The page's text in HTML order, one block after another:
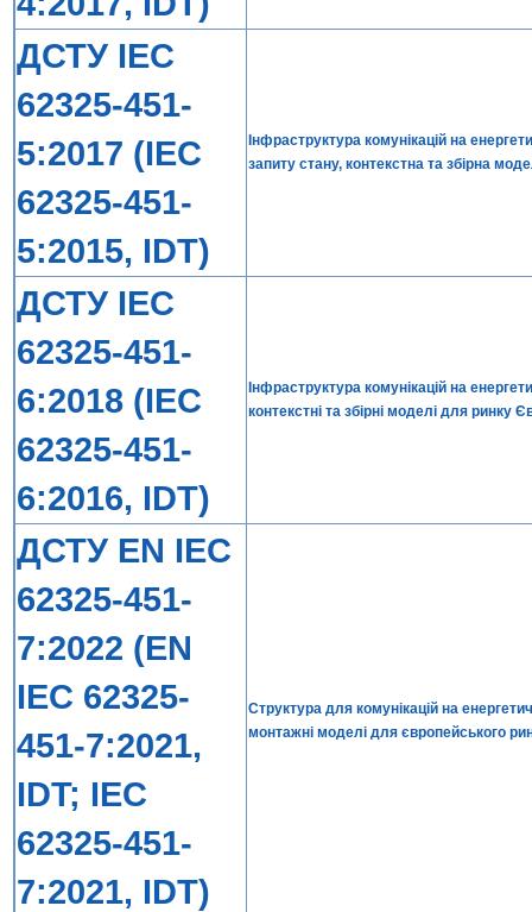
ДСТУ IEC
62325-451-
5:2017 (IEC
62325-451-
5:2015, IDT)
Інфраструктура комунікацій на
запиту стану, контекстна та збірна
ДСТУ IEC
62325-451-
6:2018 (IEC
62325-451-
6:2016, IDT)
Інфраструктура комунікацій на
контекстні та збірні моделі для ринку
ДСТУ EN IEC
62325-451-
7:2022 (EN
IEC 62325-
451-7:2021,
IDT; IEC
62325-451-
7:2021, IDT)
Структура для комунікацій на
монтажні моделі для європейського